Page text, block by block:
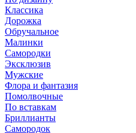
Классика
Дорожка
Обручальное
Малинки
Самородки
Эксклюзив
Мужские
Флора и фантазия
Помолвочные
По вставкам
Бриллианты
Самородок